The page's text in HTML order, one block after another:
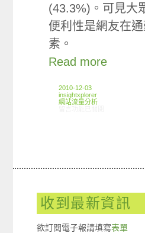
(43.3%)。可見大
便利性是網友在
素。
Read more
2010-12-03
insightxplorer
網站流量分析
收到最新資訊
欲訂閱電子報請填寫表單